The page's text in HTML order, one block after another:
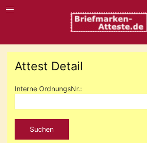
Attest Detail
Interne OrdnungsNr.:
Suchen